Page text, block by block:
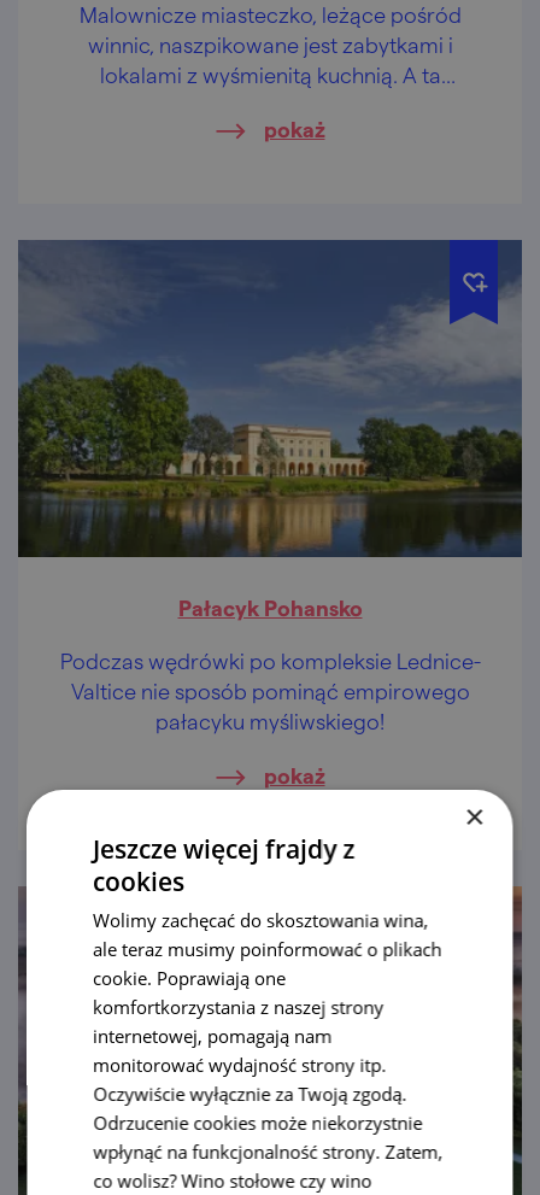
Malownicze miasteczko, leżące pośród
winnic, naszpikowane jest zabytkami i
lokalami z wyśmienitą kuchnią. A ta
pokaż
Pałacyk Pohansko
Podczas wędrówki po kompleksie Lednice-
Valtice nie sposób pominąć empirowego
pałacyku myśliwskiego!
pokaż
×
Jeszcze więcej frajdy z
cookies
Wolimy zachęcać do skosztowania wina,
ale teraz musimy poinformować o plikach
cookie. Poprawiają one
komfortkorzystania z naszej strony
internetowej, pomagają nam
monitorować wydajność strony itp.
Oczywiście wyłącznie za Twoją zgodą.
Odrzucenie cookies może niekorzystnie
wpłynąć na funkcjonalność strony. Zatem,
co wolisz? Wino stołowe czy wino